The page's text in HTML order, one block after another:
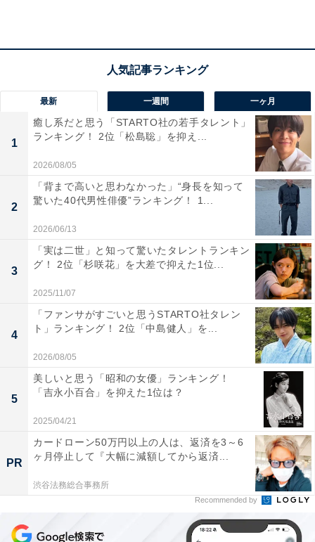
万5360円ですが、家賃などは地域や条件によって差が出
てくるので、住居費を除いた14万円程度が回答者の属性
に近い平均生活費ということになります。
回答者に、実家を出る予定の有無を聞くと、現時点では
「どちらともいえない」とし、「一人暮らしをしたいが
収入が少ないので不安。両親が高齢なので出ない方が良
いかとも思っている」と、経済的な事情や高齢の両親へ
の不安を明かしました。さらに、恋愛や結婚願望は「な
い」と答え、「離婚をしているので、今は願望が全くな
い」と、離婚経験があることも話してくれました。
「年齢的に正社員は厳しく……」契約社員で年収
最新 一週間 一ヶ月
1
癒し系だと思う「STARTO社の若手タレント」
ランキング！ 2位「松島聡」を抑え...
2026/08/05
2
「背まで高いと思わなかった」“身長を知って
驚いた40代男性俳優”ランキング！ 1...
2026/06/13
3
「実は二世」と知って驚いたタレントランキン
グ！ 2位「杉咲花」を大差で抑えた1位...
2025/11/07
4
「ファンサがすごいと思うSTARTO社タレン
ト」ランキング！ 2位「中島健人」を...
2026/08/05
5
美しいと思う「昭和の女優」ランキング！
「吉永小百合」を抑えた1位は？
2025/04/21
PR
カードローン50万円以上の人は、返済を3～6
ヶ月停止して『大幅に減額してから返済...
渋谷法務総合事務所
Recommended by